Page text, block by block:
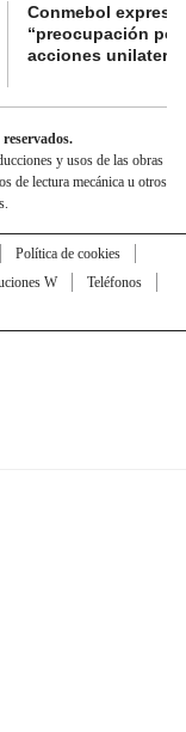
Conmebol expresó
“preocupación
acciones
y usos de las obras
de lectura mecánica u otros
Política de cookies
W
Teléfonos